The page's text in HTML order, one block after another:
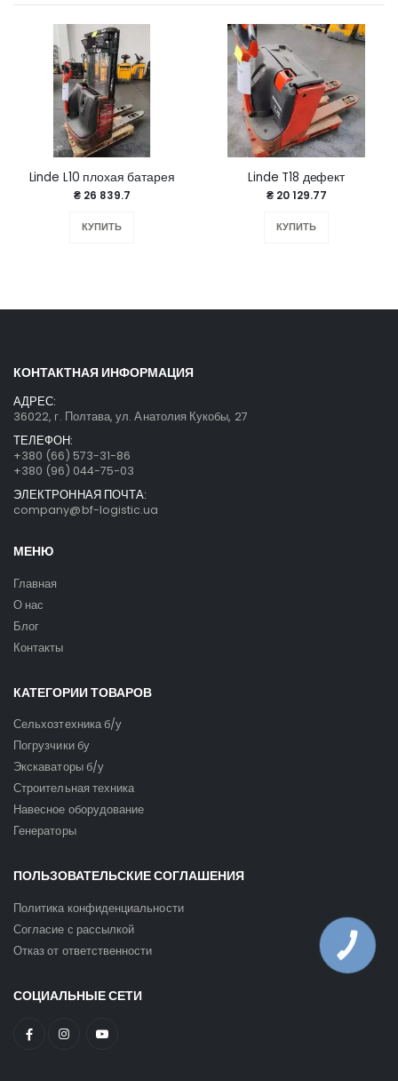
Linde L10 плохая батарея
₴ 26 839.7
КУПИТЬ
Linde T18 дефект
₴ 20 129.77
КУПИТЬ
КОНТАКТНАЯ ИНФОРМАЦИЯ
АДРЕС:
36022, г. Полтава, ул. Анатолия Кукобы, 27
ТЕЛЕФОН:
+380 (66) 573-31-86
+380 (96) 044-75-03
ЭЛЕКТРОННАЯ ПОЧТА:
company@bf-logistic.ua
МЕНЮ
Главная
О нас
Блог
Контакты
КАТЕГОРИИ ТОВАРОВ
Сельхозтехника б/у
Погрузчики бу
Экскаваторы б/у
Строительная техника
Навесное оборудование
Генераторы
ПОЛЬЗОВАТЕЛЬСКИЕ СОГЛАШЕНИЯ
Политика конфиденциальности
Согласие с рассылкой
Отказ от ответственности
СОЦИАЛЬНЫЕ СЕТИ
КНОПКА
ЗВ'ЯЗКУ